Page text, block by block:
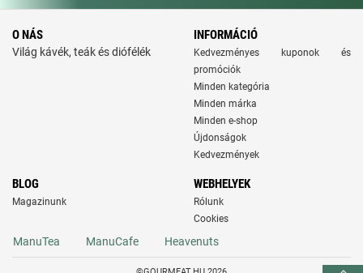
O NÁS
Világ kávék, teák és diófélék
INFORMÁCIÓ
Kedvezményes kuponok és
promóciók
Minden kategória
Minden márka
Minden e-shop
Újdonságok
Kedvezmények
BLOG
Magazinunk
WEBHELYEK
Rólunk
Cookies
ManuTea ManuCafe Heavenuts